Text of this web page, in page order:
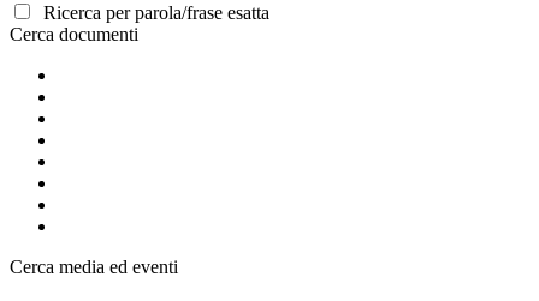
Ricerca per parola/frase esatta
Cerca documenti
Cerca media ed eventi